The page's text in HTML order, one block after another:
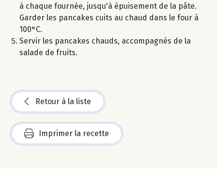
à chaque fournée, jusqu'à épuisement de la pâte.
Garder les pancakes cuits au chaud dans le four à
100°C.
Servir les pancakes chauds, accompagnés de la
salade de fruits.
Retour à la liste
Imprimer la recette